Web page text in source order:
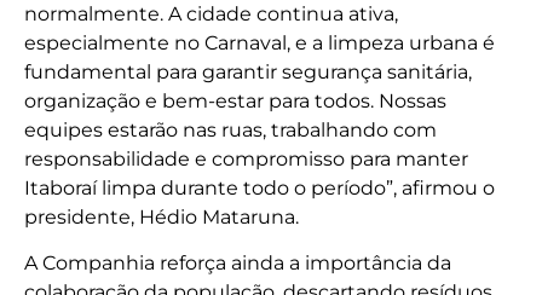
normalmente. A cidade continua ativa,
especialmente no Carnaval, e a limpeza urbana é
fundamental para garantir segurança sanitária,
organização e bem-estar para todos. Nossas
equipes estarão nas ruas, trabalhando com
responsabilidade e compromisso para manter
Itaboraí limpa durante todo o período”, afirmou o
presidente, Hédio Mataruna.
A Companhia reforça ainda a importância da